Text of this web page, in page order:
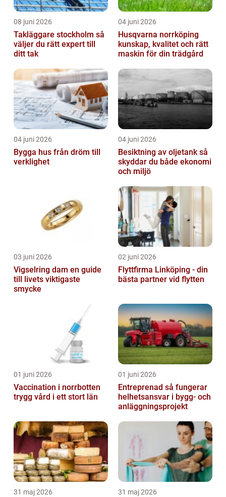
08 juni 2026
Takläggare stockholm så
väljer du rätt expert till
ditt tak
04 juni 2026
Husqvarna norrköping
kunskap, kvalitet och rätt
maskin för din trädgård
04 juni 2026
Bygga hus från dröm till
verklighet
04 juni 2026
Besiktning av oljetank så
skyddar du både ekonomi
och miljö
03 juni 2026
Vigselring dam en guide
till livets viktigaste
smycke
02 juni 2026
Flyttfirma Linköping - din
bästa partner vid flytten
01 juni 2026
Vaccination i norrbotten
trygg vård i ett stort län
01 juni 2026
Entreprenad så fungerar
helhetsansvar i bygg- och
anläggningsprojekt
31 maj 2026 31 maj 2026